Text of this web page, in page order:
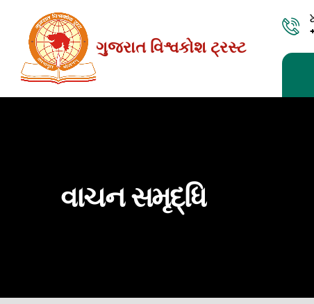
content
ગુજરાત વિશ્વકોશ ટ્રસ્ટ
વાચન સમૃદ્ધિ